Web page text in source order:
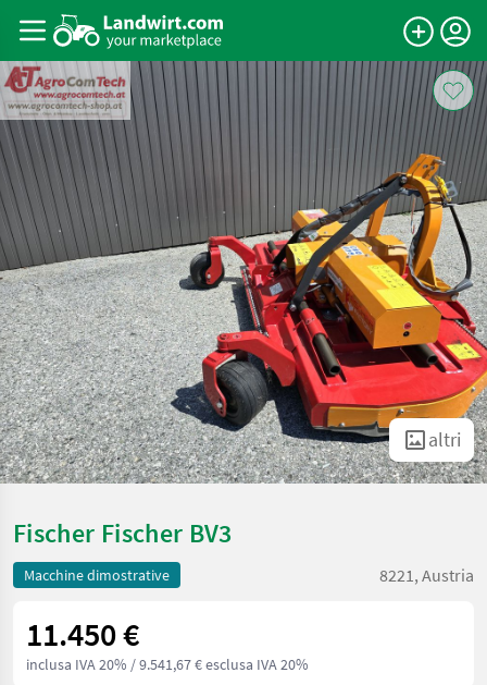
altri
Fischer Fischer BV3
Macchine dimostrative 8221, Austria
11.450 €
inclusa IVA 20% / 9.541,67 € esclusa IVA 20%